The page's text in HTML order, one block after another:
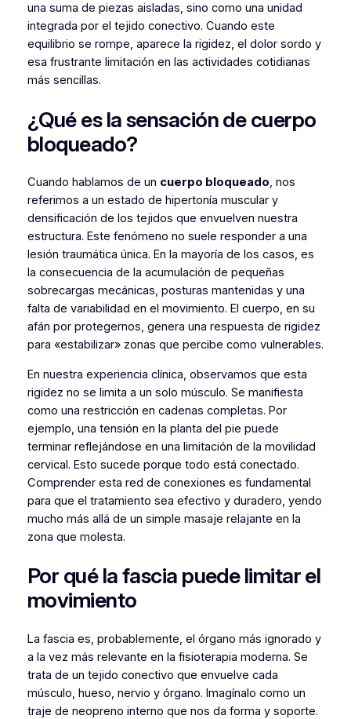
una suma de piezas aisladas, sino como una unidad
integrada por el tejido conectivo. Cuando este
equilibrio se rompe, aparece la rigidez, el dolor sordo y
esa frustrante limitación en las actividades cotidianas
más sencillas.
¿Qué es la sensación de cuerpo
bloqueado?
Cuando hablamos de un cuerpo bloqueado, nos
referimos a un estado de hipertonía muscular y
densificación de los tejidos que envuelven nuestra
estructura. Este fenómeno no suele responder a una
lesión traumática única. En la mayoría de los casos, es
la consecuencia de la acumulación de pequeñas
sobrecargas mecánicas, posturas mantenidas y una
falta de variabilidad en el movimiento. El cuerpo, en su
afán por protegernos, genera una respuesta de rigidez
para «estabilizar» zonas que percibe como vulnerables.
En nuestra experiencia clínica, observamos que esta
rigidez no se limita a un solo músculo. Se manifiesta
como una restricción en cadenas completas. Por
ejemplo, una tensión en la planta del pie puede
terminar reflejándose en una limitación de la movilidad
cervical. Esto sucede porque todo está conectado.
Comprender esta red de conexiones es fundamental
para que el tratamiento sea efectivo y duradero, yendo
mucho más allá de un simple masaje relajante en la
zona que molesta.
Por qué la fascia puede limitar el
movimiento
La fascia es, probablemente, el órgano más ignorado y
a la vez más relevante en la fisioterapia moderna. Se
trata de un tejido conectivo que envuelve cada
músculo, hueso, nervio y órgano. Imagínalo como un
traje de neopreno interno que nos da forma y soporte.